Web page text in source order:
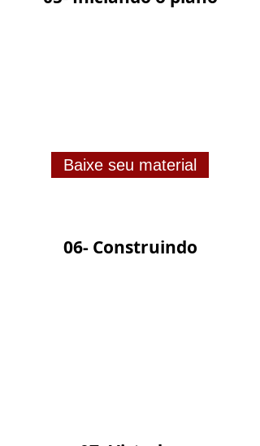
Baixe seu material
06- Construindo